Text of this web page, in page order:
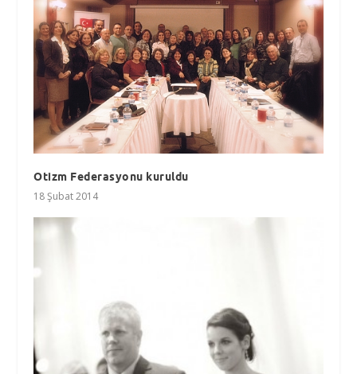
Otizm Federasyonu kuruldu
18 Şubat 2014